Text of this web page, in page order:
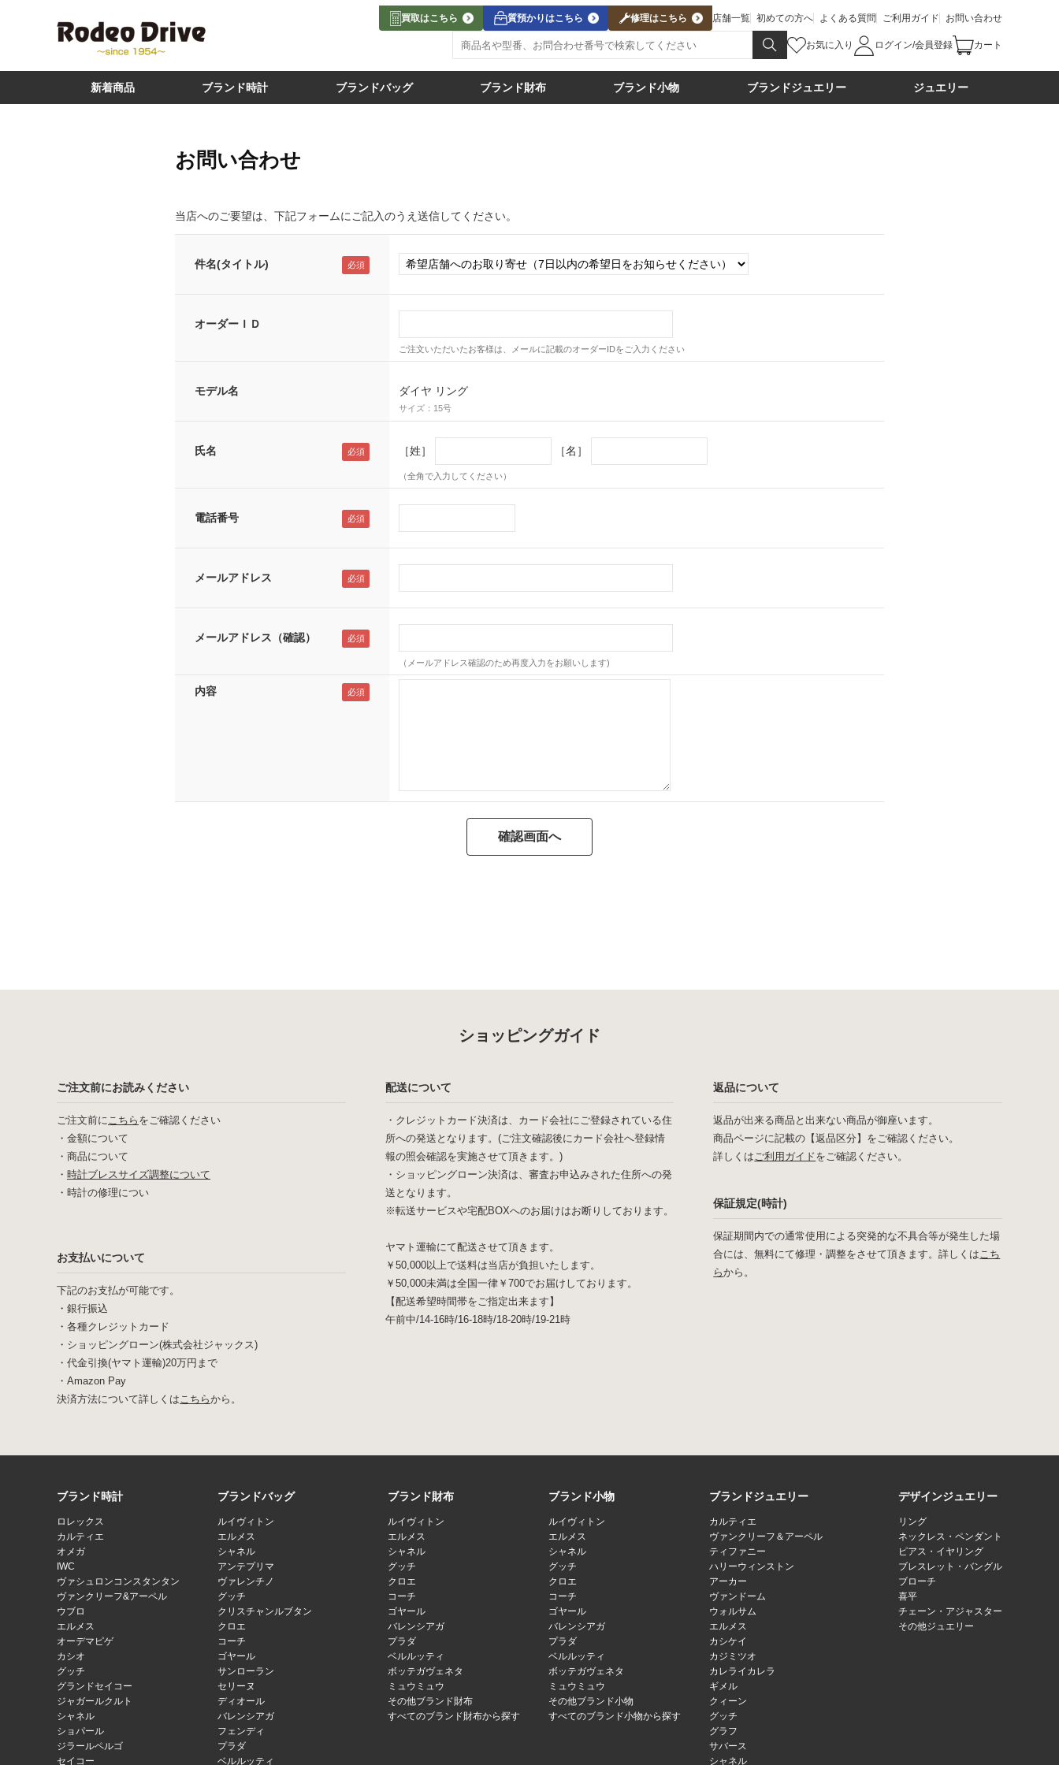
買取はこちら 質預かりはこちら 修理はこちら 店舗一覧 初めての方へ よくある質問 ご利用ガイド お問い合わせ
お気に入り ログイン/会員登録 カート
新着商品 ブランド時計 ブランドバッグ ブランド財布 ブランド小物 ブランドジュエリー ジュエリー
お問い合わせ
当店へのご要望は、下記フォームにご記入のうえ送信してください。
件名(タイトル)
オーダーＩＤ
ご注文いただいたお客様は、メールに記載のオーダーIDをご入力ください
モデル名 ダイヤ リング
サイズ：15号
氏名 ［姓］ ［名］
（全角で入力してください）
電話番号
メールアドレス
メールアドレス（確認）
（メールアドレス確認のため再度入力をお願いします)
内容
ショッピングガイド
ご注文前にお読みください
ご注文前にこちら をご確認ください
・ 金額について
・ 商品について
・ 時計ブレスサイズ調整について
・ 時計の修理につい
お支払いについて
下記のお支払が可能です。
・銀行振込
・各種クレジットカード
・ショッピングローン(株式会社ジャックス)
・代金引換(ヤマト運輸)20万円まで
・Amazon Pay
決済方法について詳しくはこちらから。
配送について
・クレジットカード決済は、カード会社にご登録されている住
所への発送となります。(ご注文確認後にカード会社へ登録情
報の照会確認を実施させて頂きます。)
・ショッピングローン決済は、審査お申込みされた住所への発
送となります。
※転送サービスや宅配BOXへのお届けはお断りしております。
ヤマト運輸にて配送させて頂きます。
￥50,000以上で送料は当店が負担いたします。
￥50,000未満は全国一律￥700でお届けしております。
【配送希望時間帯をご指定出来ます】
午前中/14-16時/16-18時/18-20時/19-21時
返品について
返品が出来る商品と出来ない商品が御座います。
商品ページに記載の【返品区分】をご確認ください。
詳しくはご利用ガイドをご確認ください。
保証規定(時計)
保証期間内での通常使用による突発的な不具合等が発生した場
合には、無料にて修理・調整をさせて頂きます。詳しくはこち
らから。
ブランド時計
ロレックス
カルティエ
オメガ
IWC
ヴァシュロンコンスタンタン
ヴァンクリーフ&アーペル
ウブロ
エルメス
オーデマピゲ
カシオ
グッチ
グランドセイコー
ジャガールクルト
シャネル
ショパール
ジラールペルゴ
セイコー
ブランドバッグ
ルイヴィトン
エルメス
シャネル
アンテプリマ
ヴァレンチノ
グッチ
クリスチャンルブタン
クロエ
コーチ
ゴヤール
サンローラン
セリーヌ
ディオール
バレンシアガ
フェンディ
プラダ
ベルルッティ
ブランド財布
ルイヴィトン
エルメス
シャネル
グッチ
クロエ
コーチ
ゴヤール
バレンシアガ
プラダ
ベルルッティ
ボッテガヴェネタ
ミュウミュウ
その他ブランド財布
すべてのブランド財布から探す
ブランド小物
ルイヴィトン
エルメス
シャネル
グッチ
クロエ
コーチ
ゴヤール
バレンシアガ
プラダ
ベルルッティ
ボッテガヴェネタ
ミュウミュウ
その他ブランド小物
すべてのブランド小物から探す
ブランドジュエリー
カルティエ
ヴァンクリーフ＆アーペル
ティファニー
ハリーウィンストン
アーカー
ヴァンドーム
ウォルサム
エルメス
カシケイ
カジミツオ
カレライカレラ
ギメル
クィーン
グッチ
グラフ
サバース
シャネル
デザインジュエリー
リング
ネックレス・ペンダント
ピアス・イヤリング
ブレスレット・バングル
ブローチ
喜平
チェーン・アジャスター
その他ジュエリー